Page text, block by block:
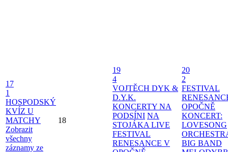
17
1
HOSPODSKÝ
KVÍZ U
MATCHY
Zobrazit
všechny
záznamy ze
18
19
4
VOJTĚCH DYK &
D.Y.K.
KONCERTY NA
PODSÍNI NA
STOJÁKA LIVE
FESTIVAL
RENESANCE V
20
2
FESTIVAL
OPOČNĚ
KONCERT:
LOVESONG
BIG BAND